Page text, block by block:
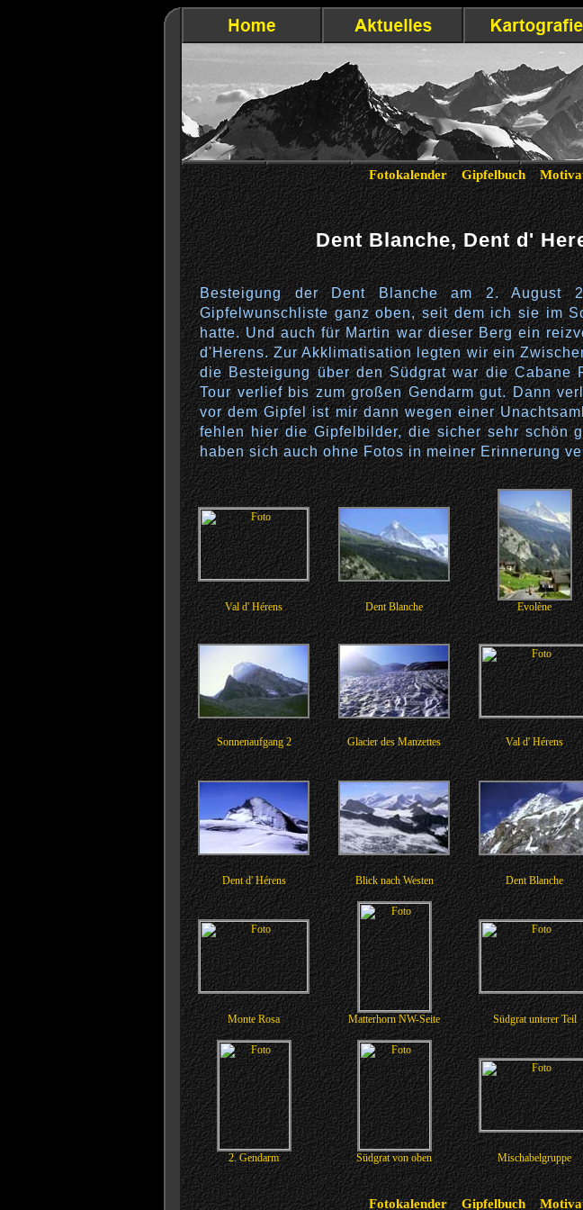
Fotokalender Gipfelbuch
Dent Blanche, Dent d'
Besteigung der Dent Blanche am 2. August
Gipfelwunschliste ganz oben, seit dem ich sie im
hatte. Und auch für Martin war dieser Berg ein
d'Herens. Zur Akklimatisation legten wir ein
die Besteigung über den Südgrat war die
Tour verlief bis zum großen Gendarm gut. Dann
vor dem Gipfel ist mir dann wegen einer
fehlen hier die Gipfelbilder, die sicher sehr schön
haben sich auch ohne Fotos in meiner Erinnerung
Val d' Hérens Dent Blanche Evolène
Sonnenaufgang 2 Glacier des Manzettes Val d' Hérens
Dent d' Hérens Blick nach Westen Dent Blanche
Monte Rosa Matterhorn NW-Seite Südgrat unterer Teil
2. Gendarm Südgrat von oben Mischabelgruppe
Fotokalender Gipfelbuch